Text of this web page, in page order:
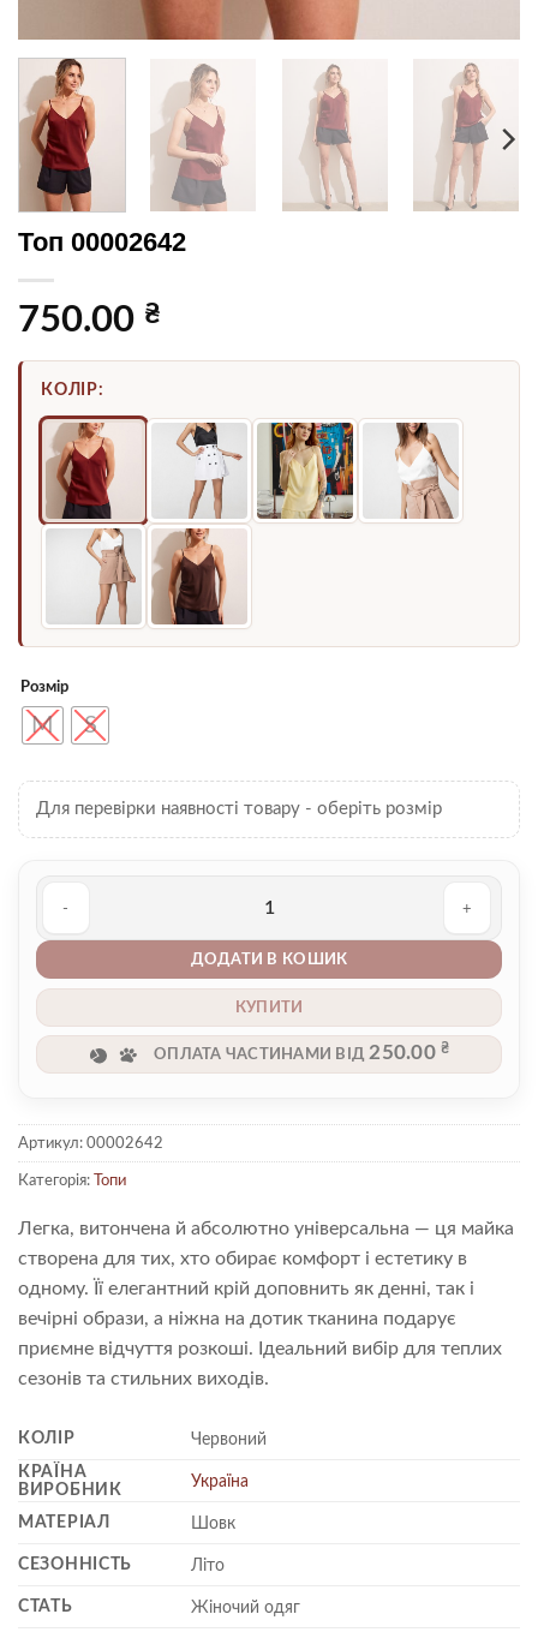
Топ 00002642
750.00 ₴
КОЛІР:
Розмір
M S
Для перевірки наявності товару - оберіть розмір
ДОДАТИ В КОШИК
КУПИТИ
ОПЛАТА ЧАСТИНАМИ ВІД 250.00₴
Артикул: 00002642
Категорія: Топи
Легка, витончена й абсолютно універсальна — ця майка
створена для тих, хто обирає комфорт і естетику в
одному. Її елегантний крій доповнить як денні, так і
вечірні образи, а ніжна на дотик тканина подарує
приємне відчуття розкоші. Ідеальний вибір для теплих
сезонів та стильних виходів.
КОЛІР
Червоний
КРАЇНА
ВИРОБНИК
Україна
МАТЕРІАЛ Шовк
СЕЗОННІСТЬ Літо
СТАТЬ Жіночий одяг